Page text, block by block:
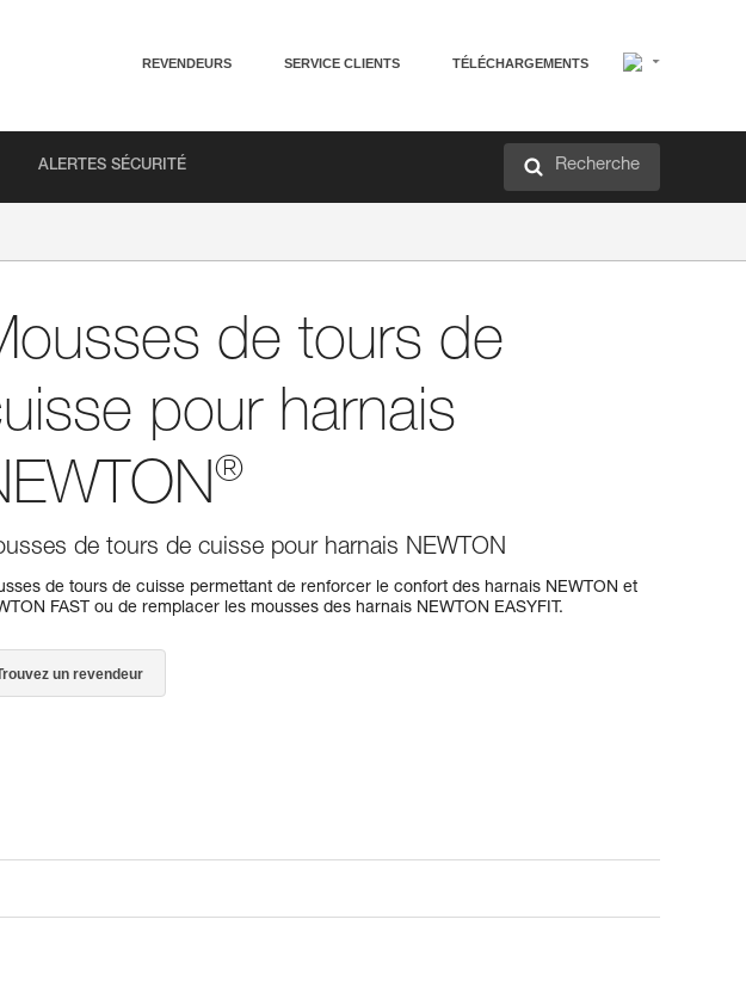
REVENDEURS SERVICE CLIENTS TÉLÉCHARGEMENTS
ALERTES SÉCURITÉ Recherche
de tours de
pour harnais
®
de tours de cuisse pour harnais NEWTON
de tours de cuisse permettant de renforcer le confort des harnais NEWTON et
FAST ou de remplacer les mousses des harnais NEWTON EASYFIT.
un revendeur